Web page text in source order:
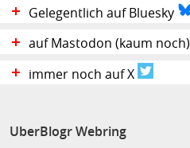
Gelegentlich auf Bluesky
auf Mastodon (kaum noch)
immer noch auf X
UberBlogr Webring